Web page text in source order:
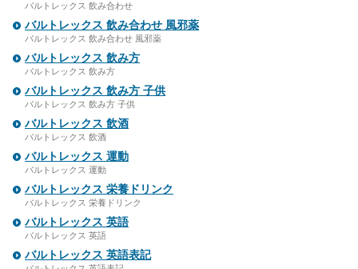
バルトレックス 飲み合わせ
バルトレックス 飲み合わせ 風邪薬
バルトレックス 飲み合わせ 風邪薬
バルトレックス 飲み方
バルトレックス 飲み方
バルトレックス 飲み方 子供
バルトレックス 飲み方 子供
バルトレックス 飲酒
バルトレックス 飲酒
バルトレックス 運動
バルトレックス 運動
バルトレックス 栄養ドリンク
バルトレックス 栄養ドリンク
バルトレックス 英語
バルトレックス 英語
バルトレックス 英語表記